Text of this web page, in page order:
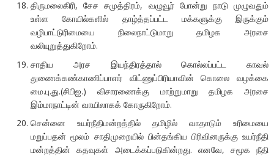
திருமலைகிரி, சேச சமுத்திரம், வழுவூர் போன்று நாடு முழுவதும்
உள்ள கோயில்களில் தாழ்த்தப்பட்ட மக்களுக்கு இருக்கும்
வழிபாட்டுரிமையை நிலைநாட்டுமாறு தமிழக அரசை
வலியுறுத்துகிறோம்.
சாதிய அரச இயந்திரத்தால் கொல்லப்பட்ட காவல்
துணைக்கண்காணிப்பாளர் விட்ணுப்பிரியாவின் கொலை வழக்கை
மை.பு.து.(சிபிஐ.) விசாரணைக்கு மாற்றுமாறு தமிழக அரசை
இம்மாநாட்டின் வாயிலாகக் கோருகிறோம்.
சென்னை உயர்நீதிமன்றத்தில் தமிழில் வாதாடும் உரிமையை
மறுப்பதன் மூலம் சாதிமுறையில் பின்தங்கிய பிரிவினருக்கு உயர்நீதி
மன்றத்தின் கதவுகள் அடைக்கப்படுகின்றது. எனவே, சமூக நீதி